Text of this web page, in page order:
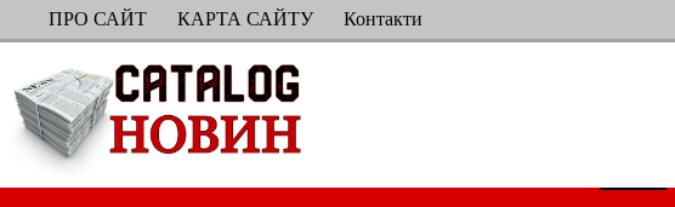
ПерейтиПРО САЙТ КАРТА САЙТУ Контакти